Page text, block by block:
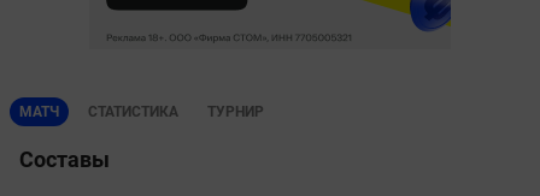
МАТЧ СТАТИСТИКА ТУРНИР
Составы